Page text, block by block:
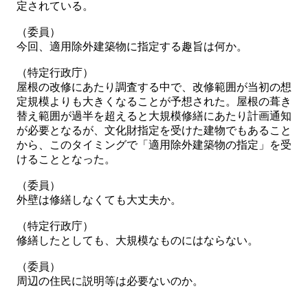
定されている。
（委員）
今回、適用除外建築物に指定する趣旨は何か。
（特定行政庁）
屋根の改修にあたり調査する中で、改修範囲が当初の想
定規模よりも大きくなることが予想された。屋根の葺き
替え範囲が過半を超えると大規模修繕にあたり計画通知
が必要となるが、文化財指定を受けた建物でもあること
から、このタイミングで「適用除外建築物の指定」を受
けることとなった。
（委員）
外壁は修繕しなくても大丈夫か。
（特定行政庁）
修繕したとしても、大規模なものにはならない。
（委員）
周辺の住民に説明等は必要ないのか。